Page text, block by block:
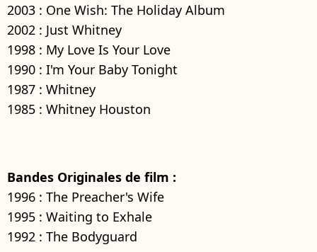
2003 : One Wish: The Holiday Album
2002 : Just Whitney
1998 : My Love Is Your Love
1990 : I'm Your Baby Tonight
1987 : Whitney
1985 : Whitney Houston
Bandes Originales de film :
1996 : The Preacher's Wife
1995 : Waiting to Exhale
1992 : The Bodyguard